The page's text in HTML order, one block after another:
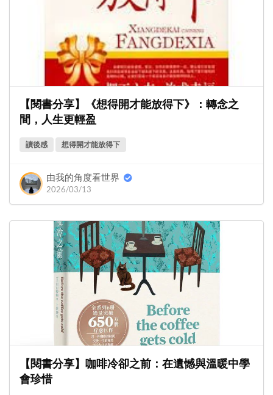
【閱書分享】《想得開才能放得下》：轉念之
間，人生更輕盈
讀後感 想得開才能放得下
由我的角度看世界
2026/03/13
【閱書分享】咖啡冷卻之前：在遺憾與溫暖中學
會珍惜